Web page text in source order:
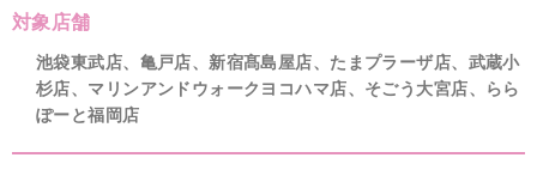
対象店舗
池袋東武店、亀戸店、新宿髙島屋店、たまプラーザ店、武蔵小
杉店、マリンアンドウォークヨコハマ店、そごう大宮店、らら
ぽーと福岡店